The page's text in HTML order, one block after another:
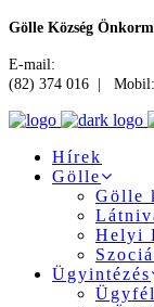
Gölle Község
E-mail:
(82) 374 016 | Mobil:
Hírek
Gölle
Gölle
Helyi
Ügyintézés